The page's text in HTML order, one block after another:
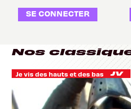
SE CONNECTER
Nos
Je vis des hauts et des bas